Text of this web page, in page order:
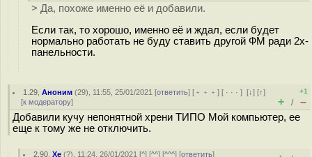
> Да, похоже именно её и добавили.
Если так, то хорошо, именно её и ждал, если будет
нормально работать не буду ставить другой ФМ ради 2х-
панельности.
1.29 ,Аноним (29), 11:55, 25/01/2021 [ответить] [ ﹢﹢﹢] [ · · ·][↓] [↑]
[к модератору]
+1
+ / –
Добавили кучу непонятной хрени ТИПО Мой компьютер, ее
еще к тому же не отключить.
2.90 ,Хе (?), 11:24, 26/01/2021 [^] [^^] [^^^] [ответить]